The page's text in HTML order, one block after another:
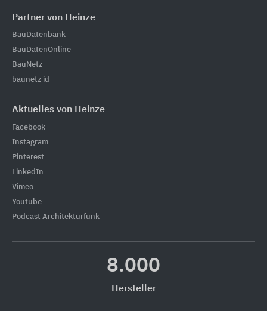
Partner von Heinze
BauDatenbank
BauDatenOnline
BauNetz
baunetz id
Aktuelles von Heinze
Facebook
Instagram
Pinterest
LinkedIn
Vimeo
Youtube
Podcast Architekturfunk
8.000
Hersteller